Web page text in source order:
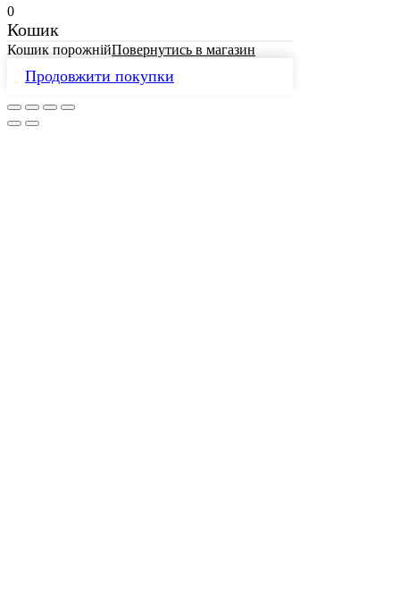
0
Кошик
Кошик порожнійПовернутись в магазин
Продовжити покупки